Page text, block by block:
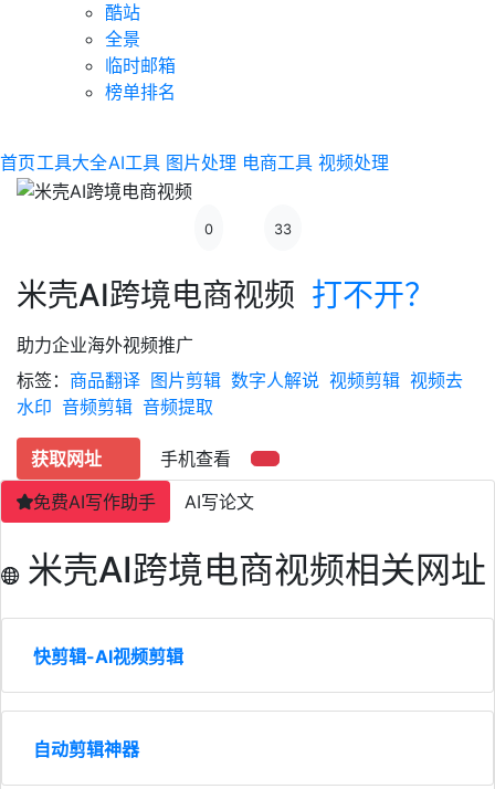
酷站
全景
临时邮箱
榜单排名
首页工具大全AI工具 图片处理 电商工具 视频处理
0 33
米壳AI跨境电商视频 打不开？
助力企业海外视频推广
标签： 商品翻译 图片剪辑 数字人解说 视频剪辑 视频去
水印 音频剪辑 音频提取
获取网址
手机查看
免费AI写作助手
AI写论文
米壳AI跨境电商视频相关网址
快剪辑-AI视频剪辑
自动剪辑神器